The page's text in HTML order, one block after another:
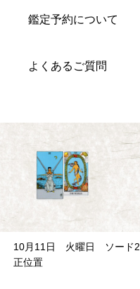
鑑定予約について
よくあるご質問
10月11日 火曜日 ソード2
正位置